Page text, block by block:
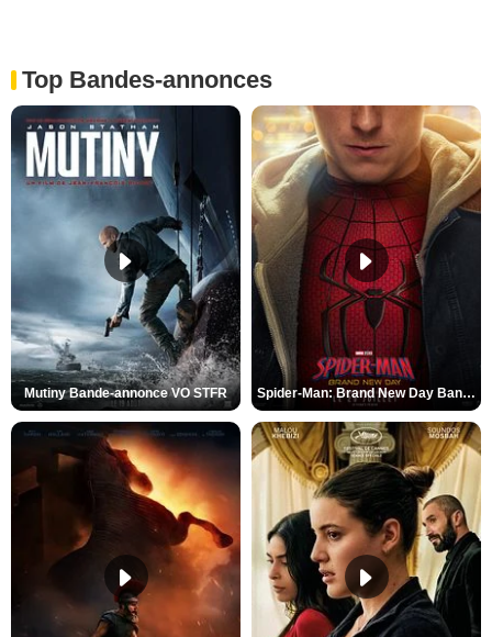
Top Bandes-annonces
Mutiny Bande-annonce VO STFR Spider-Man: Brand New Day Bande-annonce VO STFR